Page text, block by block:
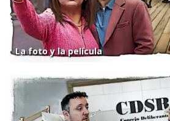
La foto y la película